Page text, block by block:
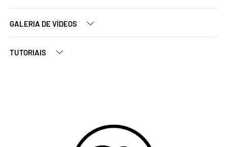
GALERIA DE VÍDEOS
TUTORIAIS